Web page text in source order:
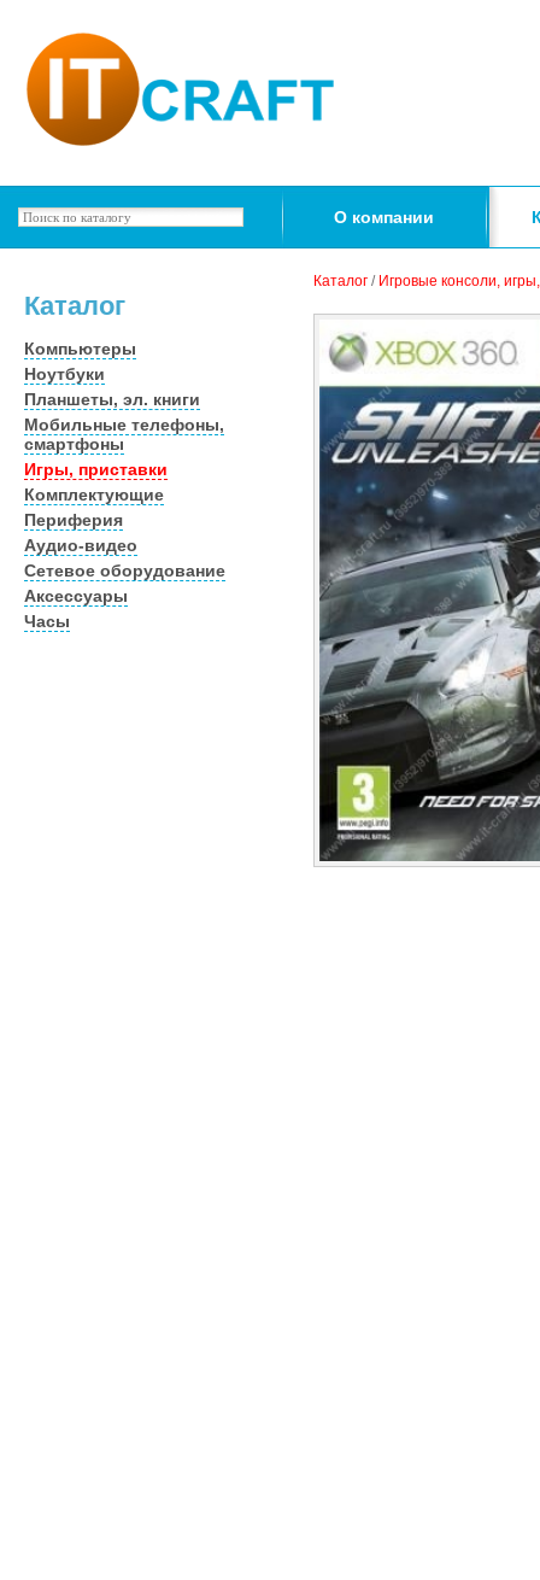
О компании
Каталог
Компьютеры
Ноутбуки
Планшеты, эл. книги
Мобильные телефоны,
смартфоны
Игры, приставки
Комплектующие
Периферия
Аудио-видео
Сетевое оборудование
Аксессуары
Часы
Каталог / Игровые консоли,